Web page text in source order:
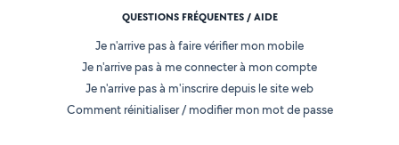
QUESTIONS FRÉQUENTES / AIDE
Je n'arrive pas à faire vérifier mon mobile
Je n'arrive pas à me connecter à mon compte
Je n'arrive pas à m'inscrire depuis le site web
Comment réinitialiser / modifier mon mot de passe